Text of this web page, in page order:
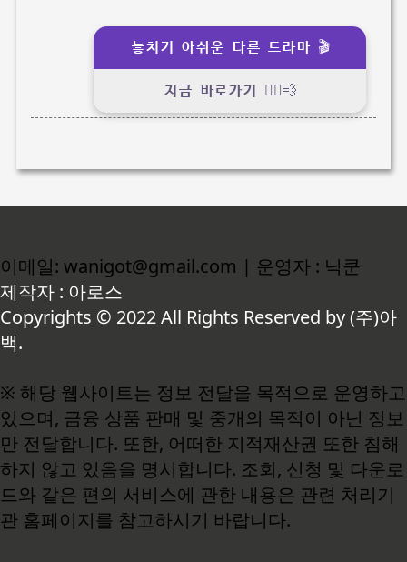
놓치기 아쉬운 다른 드라마 🎬
지금 바로가기 🏃‍♂️💨
이메일: wanigot@gmail.com | 운영자 : 닉쿤
제작자 : 아로스
Copyrights © 2022 All Rights Reserved by (주)아
백.
※ 해당 웹사이트는 정보 전달을 목적으로 운영하고
있으며, 금융 상품 판매 및 중개의 목적이 아닌 정보
만 전달합니다. 또한, 어떠한 지적재산권 또한 침해
하지 않고 있음을 명시합니다. 조회, 신청 및 다운로
드와 같은 편의 서비스에 관한 내용은 관련 처리기
관 홈페이지를 참고하시기 바랍니다.